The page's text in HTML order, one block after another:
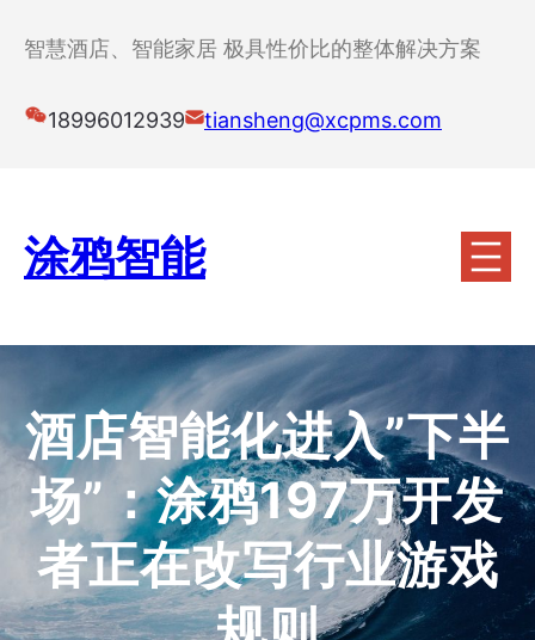
智慧酒店、智能家居 极具性价比的整体解决方案
18996012939 tiansheng@xcpms.com
涂鸦智能
酒店智能化进入”下半
场”：涂鸦197万开发
者正在改写行业游戏